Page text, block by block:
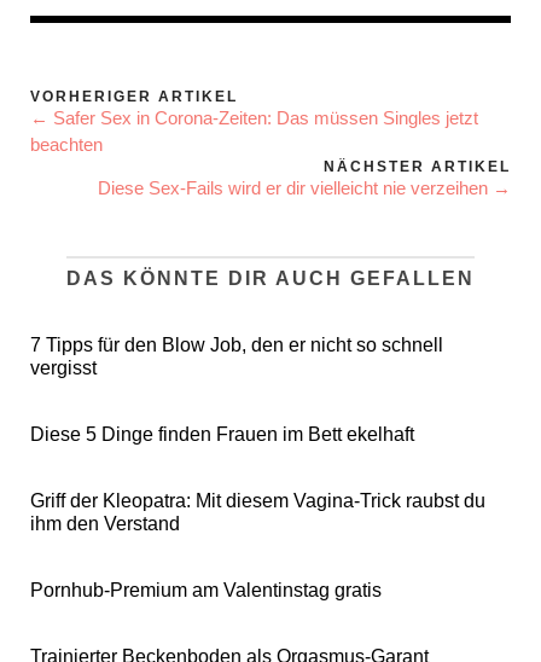
VORHERIGER ARTIKEL
← Safer Sex in Corona-Zeiten: Das müssen Singles jetzt
beachten
NÄCHSTER ARTIKEL
Diese Sex-Fails wird er dir vielleicht nie verzeihen →
DAS KÖNNTE DIR AUCH GEFALLEN
7 Tipps für den Blow Job, den er nicht so schnell
vergisst
Diese 5 Dinge finden Frauen im Bett ekelhaft
Griff der Kleopatra: Mit diesem Vagina-Trick raubst du
ihm den Verstand
Pornhub-Premium am Valentinstag gratis
Trainierter Beckenboden als Orgasmus-Garant